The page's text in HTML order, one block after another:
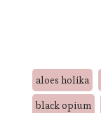
aloes holika
black opium